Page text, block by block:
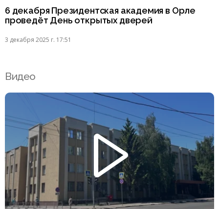
6 декабря Президентская академия в Орле
проведёт День открытых дверей
3 декабря 2025 г. 17:51
Видео